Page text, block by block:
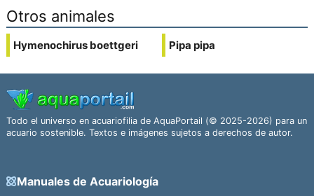
Otros animales
Hymenochirus boettgeri Pipa pipa
Todo el universo en acuariofilia de AquaPortail (© 2025-2026) para un
acuario sostenible. Textos e imágenes sujetos a derechos de autor.
Manuales de Acuariología